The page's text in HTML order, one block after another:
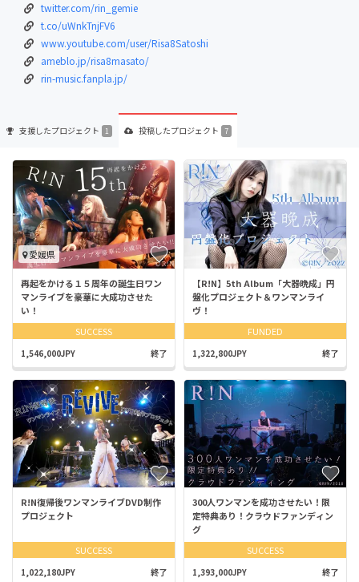
twitter.com/rin_gemie
t.co/uWnkTnjFV6
www.youtube.com/user/Risa8Satoshi
ameblo.jp/risa8masato/
rin-music.fanpla.jp/
支援したプロジェクト 1 投稿したプロジェクト 7
愛媛県
再起をかける１５周年の誕生日ワン
マンライブを豪華に大成功させた
い！
SUCCESS
1,546,000JPY 終了
【R!N】5th Album「大器晩成」円
盤化プロジェクト＆ワンマンライ
ヴ！
FUNDED
1,322,800JPY 終了
R!N復帰後ワンマンライブDVD制作
プロジェクト
SUCCESS
1,022,180JPY 終了
300人ワンマンを成功させたい！限
定特典あり！クラウドファンディン
グ
SUCCESS
1,393,000JPY 終了